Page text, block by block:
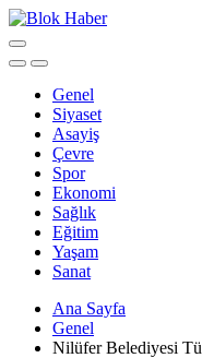
Genel
Siyaset
Asayiş
Çevre
Spor
Ekonomi
Sağlık
Eğitim
Yaşam
Sanat
Ana Sayfa
Genel
Nilüfer Belediyesi